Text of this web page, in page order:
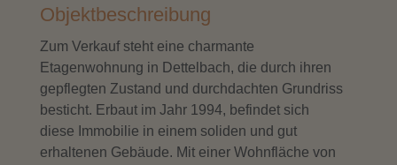
Objektbeschreibung
Zum Verkauf steht eine charmante
Etagenwohnung in Dettelbach, die durch ihren
gepflegten Zustand und durchdachten Grundriss
besticht. Erbaut im Jahr 1994, befindet sich
diese Immobilie in einem soliden und gut
erhaltenen Gebäude. Mit einer Wohnfläche von